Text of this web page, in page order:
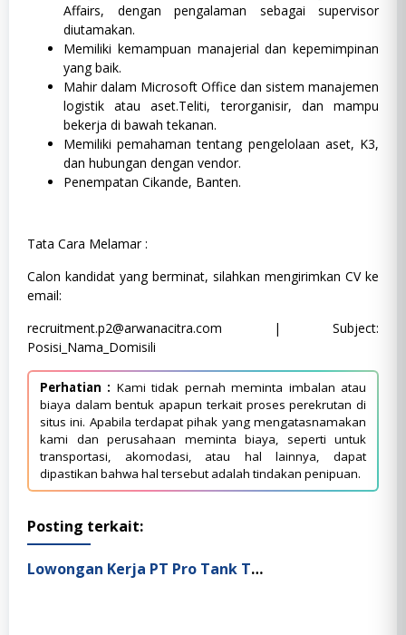
Affairs, dengan pengalaman sebagai supervisor
diutamakan.
Memiliki kemampuan manajerial dan kepemimpinan
yang baik.
Mahir dalam Microsoft Office dan sistem manajemen
logistik atau aset.Teliti, terorganisir, dan mampu
bekerja di bawah tekanan.
Memiliki pemahaman tentang pengelolaan aset, K3,
dan hubungan dengan vendor.
Penempatan Cikande, Banten.
Tata Cara Melamar :
Calon kandidat yang berminat, silahkan mengirimkan CV ke
email:
recruitment.p2@arwanacitra.com | Subject:
Posisi_Nama_Domisili
Perhatian : Kami tidak pernah meminta imbalan atau
biaya dalam bentuk apapun terkait proses perekrutan di
situs ini. Apabila terdapat pihak yang mengatasnamakan
kami dan perusahaan meminta biaya, seperti untuk
transportasi, akomodasi, atau hal lainnya, dapat
dipastikan bahwa hal tersebut adalah tindakan penipuan.
Posting terkait:
Lowongan Kerja PT Pro Tank Terminal